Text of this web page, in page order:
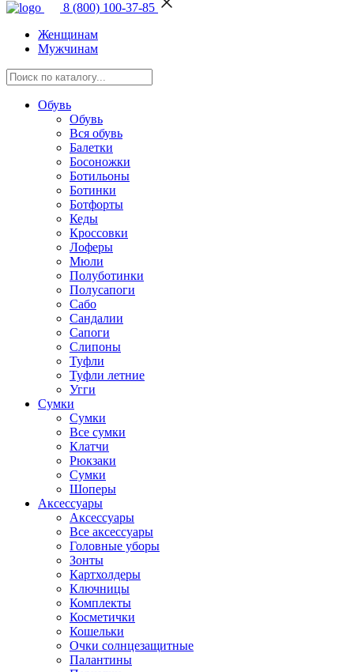
8 (800) 100-37-85
Женщинам
Мужчинам
Обувь
Обувь
Вся обувь
Балетки
Босоножки
Ботильоны
Ботинки
Ботфорты
Кеды
Кроссовки
Лоферы
Мюли
Полуботинки
Полусапоги
Сабо
Сандалии
Сапоги
Слипоны
Туфли
Туфли летние
Угги
Сумки
Сумки
Все сумки
Клатчи
Рюкзаки
Сумки
Шоперы
Аксессуары
Аксессуары
Все аксессуары
Головные уборы
Зонты
Картхолдеры
Ключницы
Комплекты
Косметички
Кошельки
Очки солнцезащитные
Палантины